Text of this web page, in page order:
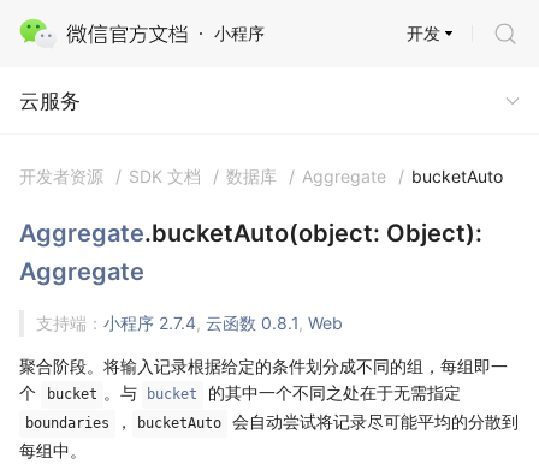
小程序
云服务
开发
云服务
开发者资源 / SDK 文档 / 数据库 / Aggregate / bucketAuto
Aggregate.bucketAuto(object: Object):
Aggregate
支持端： 小程序 2.7.4, 云函数 0.8.1, Web
聚合阶段。将输入记录根据给定的条件划分成不同的组，每组即一
个
bucket 。与 bucket 的其中一个不同之处在于无需指定
boundaries ， bucketAuto
会自动尝试将记录尽可能平均的分散到
每组中。